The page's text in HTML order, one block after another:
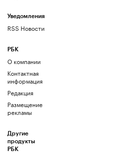
Уведомления
RSS Новости
РБК
О компании
Контактная
информация
Редакция
Размещение
рекламы
Другие
продукты
РБК